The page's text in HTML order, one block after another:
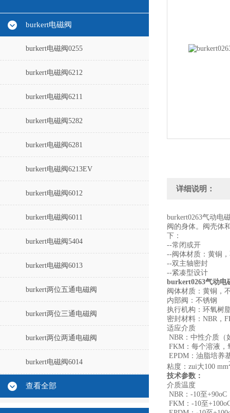
burkert电磁阀
burkert电磁阀0255
burkert电磁阀6212
burkert电磁阀6211
burkert电磁阀5282
burkert电磁阀6281
burkert电磁阀6213EV
burkert电磁阀6012
burkert电磁阀6011
burkert电磁阀5404
burkert电磁阀6013
burkert两位五通电磁阀
burkert两位三通电磁阀
burkert两位两通电磁阀
burkert电磁阀6014
查看全部
详细说明：
burkert0263气动电
阀的身体。阀壳体
下：
--常闭或开
--阀体材质：黄铜
--双主轴密封
--紧凑型设计
burkert0263气动电
阀体材质：黄铜，
内部阀：不锈钢
执行机构：环氧树
密封材料：NBR，
适应介质
NBR：中性介质（
FKM：每个溶液，
EPDM：油脂培养
粘度：zui大100 mm
技术参数：
介质温度
NBR：-10至+90oC
FKM：-10至